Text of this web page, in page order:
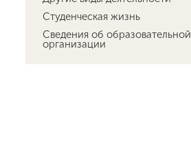
Студенческая жизнь
Сведения об образовательной
организации